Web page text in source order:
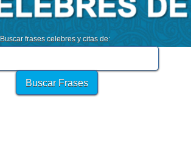
Buscar frases celebres y citas de: